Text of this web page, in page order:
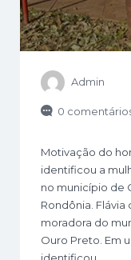
Admin
0
Motivação do
identificou a
no município de
Rondônia. Flávia
moradora do
Ouro Preto. Em